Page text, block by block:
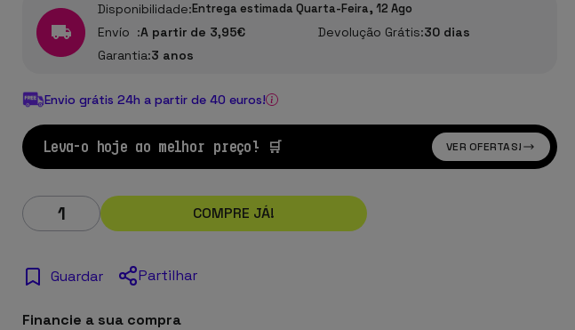
Disponibilidade:Entrega estimada Quarta-Feira, 12 Ago
Envío :A partir de 3,95€ Devolução Grátis:30 dias
Garantia:3 anos
Envio grátis 24h a partir de 40 euros!
Leva-o hoje ao melhor preço! 🛒 VER OFERTAS!
COMPRE JÁ!
Guardar Partilhar
Financie a sua compra